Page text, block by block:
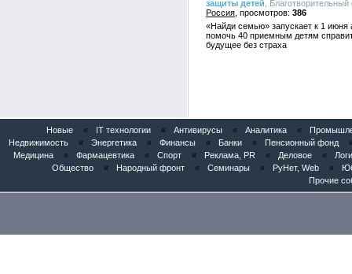
защиты детей ,
Россия
386
«Найди семью» запускает к 1
помочь 40 приемным детям
будущее без страха
Новые « IT технологии « Антивирусы « Аналитика «
Недвижимость
« Энергетика « Финансы « Банки « Пенсионный фонд
Медицина
« Фармацевтика « Спорт « Реклама, PR « Деловое «
Общество
« Народный фронт « Семинары « РуНет, Web «
Прочие